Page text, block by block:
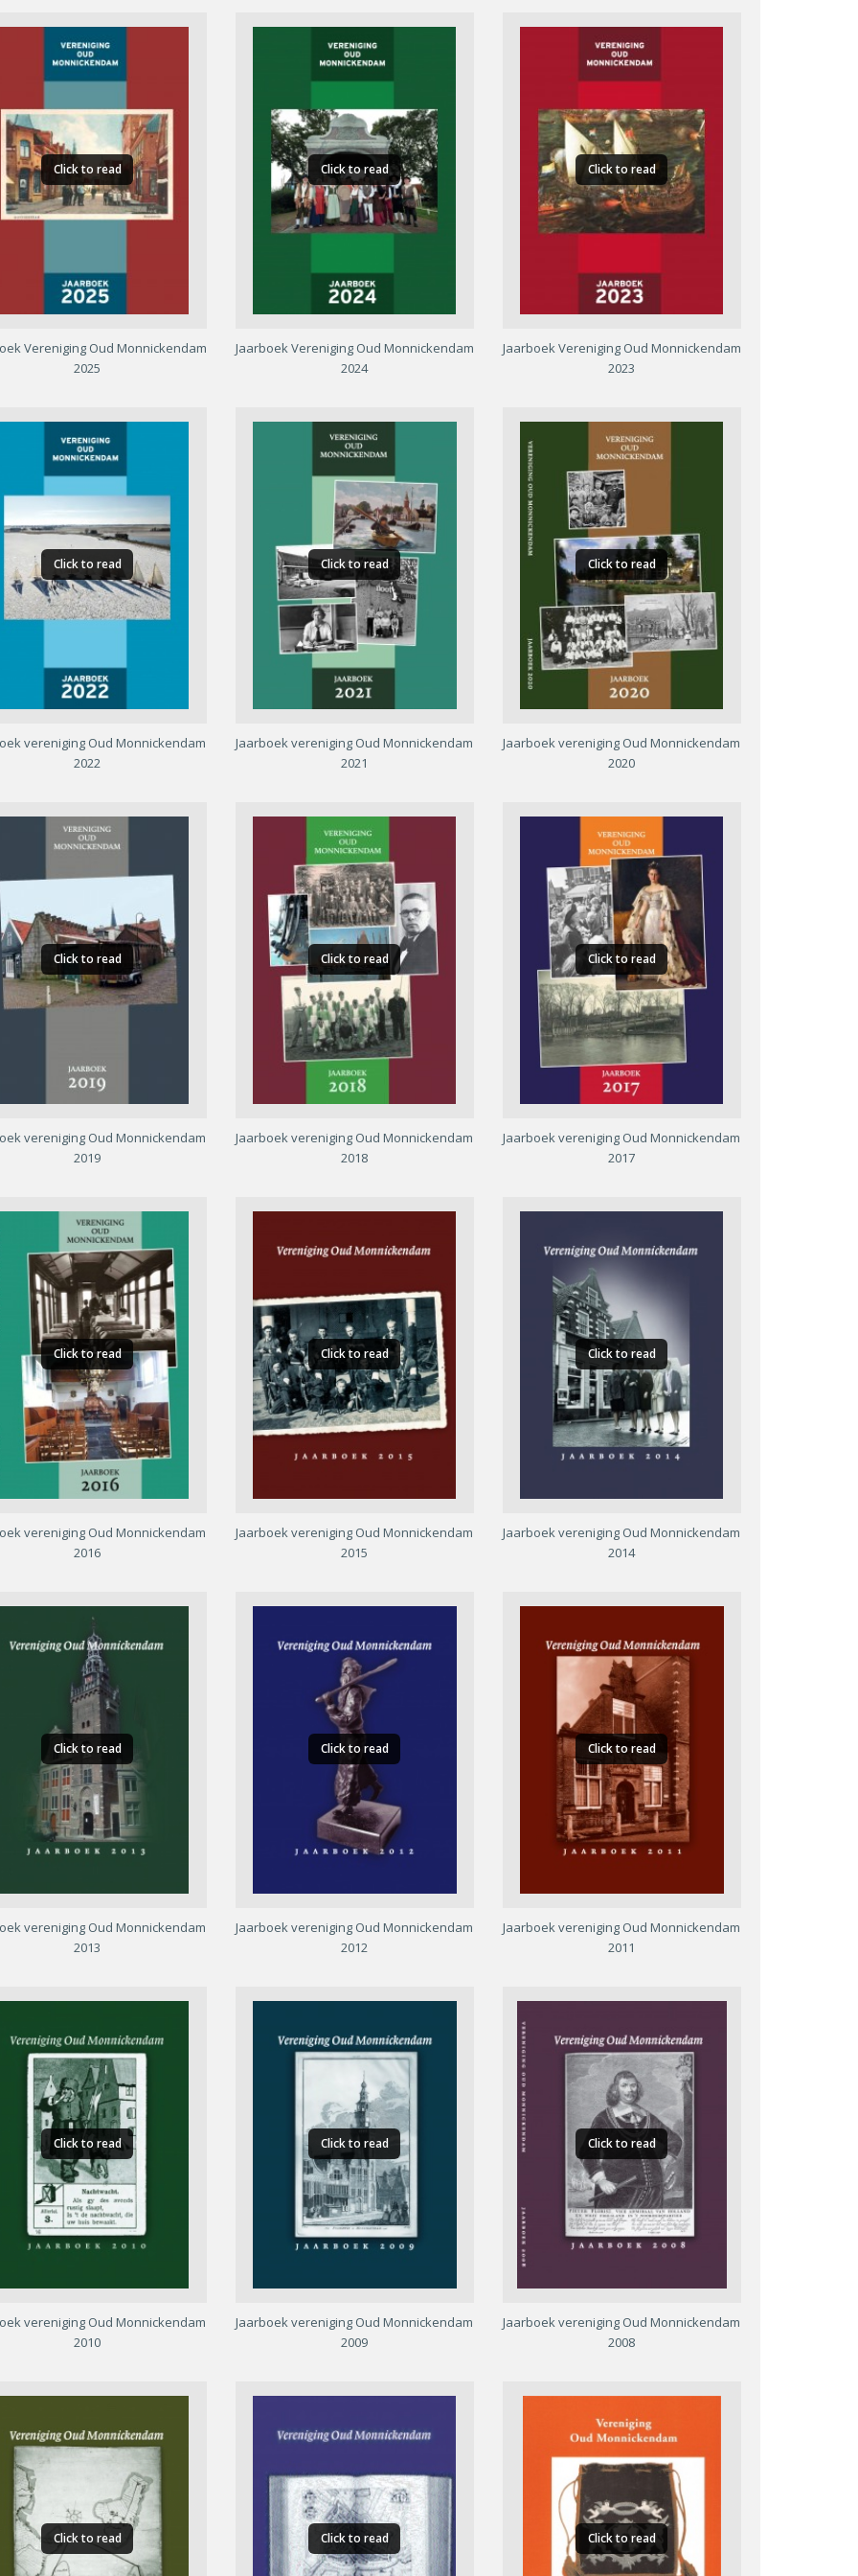
Click to read
Vereniging Oud Monnickendam
2025
Click to read
Jaarboek Vereniging Oud Monnickendam
2024
Click to read
Jaarboek Vereniging Oud Monnickendam
2023
Click to read
vereniging Oud Monnickendam
2022
Click to read
Jaarboek vereniging Oud Monnickendam
2021
Click to read
Jaarboek vereniging Oud Monnickendam
2020
Click to read
vereniging Oud Monnickendam
2019
Click to read
Jaarboek vereniging Oud Monnickendam
2018
Click to read
Jaarboek vereniging Oud Monnickendam
2017
Click to read
vereniging Oud Monnickendam
2016
Click to read
Jaarboek vereniging Oud Monnickendam
2015
Click to read
Jaarboek vereniging Oud Monnickendam
2014
Click to read
vereniging Oud Monnickendam
2013
Click to read
Jaarboek vereniging Oud Monnickendam
2012
Click to read
Jaarboek vereniging Oud Monnickendam
2011
Click to read
vereniging Oud Monnickendam
2010
Click to read
Jaarboek vereniging Oud Monnickendam
2009
Click to read
Jaarboek vereniging Oud Monnickendam
2008
Click to read Click to read Click to read